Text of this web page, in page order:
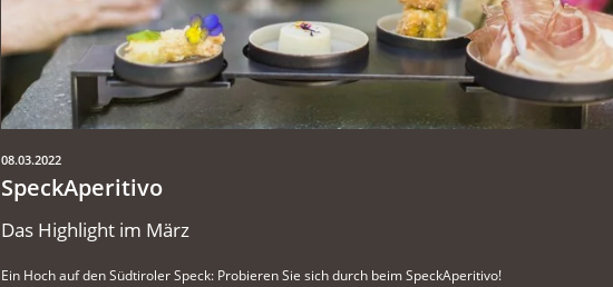
08.03.2022
SpeckAperitivo
Das Highlight im März
Ein Hoch auf den Südtiroler Speck: Probieren Sie sich durch beim SpeckAperitivo!